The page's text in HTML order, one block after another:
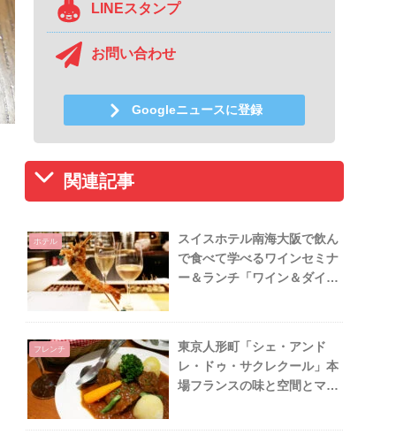
LINEスタンプ
お問い合わせ
Googleニュースに登録
関連記事
ホテル
スイスホテル南海大阪で飲ん
で食べて学べるワインセミナ
ー＆ランチ「ワイン＆ダイン
フレンチ
東京人形町「シェ・アンド
レ・ドゥ・サクレクール」本
場フランスの味と空間とマダ